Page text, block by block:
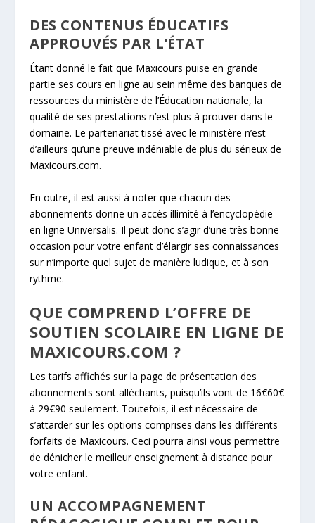
DES CONTENUS ÉDUCATIFS
APPROUVÉS PAR L’ÉTAT
Étant donné le fait que Maxicours puise en grande
partie ses cours en ligne au sein même des banques de
ressources du ministère de l’Éducation nationale, la
qualité de ses prestations n’est plus à prouver dans le
domaine. Le partenariat tissé avec le ministère n’est
d’ailleurs qu’une preuve indéniable de plus du sérieux de
Maxicours.com.
En outre, il est aussi à noter que chacun des
abonnements donne un accès illimité à l’encyclopédie
en ligne Universalis. Il peut donc s’agir d’une très bonne
occasion pour votre enfant d’élargir ses connaissances
sur n’importe quel sujet de manière ludique, et à son
rythme.
QUE COMPREND L’OFFRE DE
SOUTIEN SCOLAIRE EN LIGNE DE
MAXICOURS.COM ?
Les tarifs affichés sur la page de présentation des
abonnements sont alléchants, puisqu’ils vont de 16€60€
à 29€90 seulement. Toutefois, il est nécessaire de
s’attarder sur les options comprises dans les différents
forfaits de Maxicours. Ceci pourra ainsi vous permettre
de dénicher le meilleur enseignement à distance pour
votre enfant.
UN ACCOMPAGNEMENT